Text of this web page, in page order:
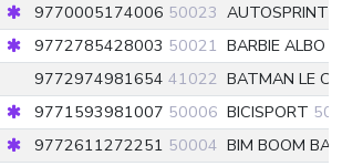
9770005174006 50023 AUTOSPRINT
9772785428003 50021 BARBIE ALBO
9772974981654 41022 BATMAN LE
9771593981007 50006 BICISPORT
9772611272251 50004 BIM BOOM